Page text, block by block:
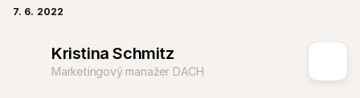
Zabraňte podvodům
Partneři
Pro
7. 6. 2022
Kristina Schmitz
Marketingový manažer DACH